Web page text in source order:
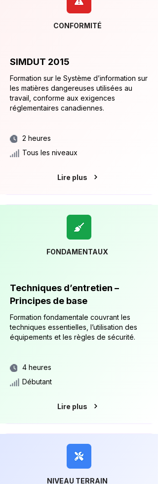
CONFORMITÉ
SIMDUT 2015
Formation sur le Système d’information sur
les matières dangereuses utilisées au
travail, conforme aux exigences
réglementaires canadiennes.
2 heures
Tous les niveaux
Lire plus
FONDAMENTAUX
Techniques d’entretien –
Principes de base
Formation fondamentale couvrant les
techniques essentielles, l’utilisation des
équipements et les règles de sécurité.
4 heures
Débutant
Lire plus
NIVEAU TERRAIN